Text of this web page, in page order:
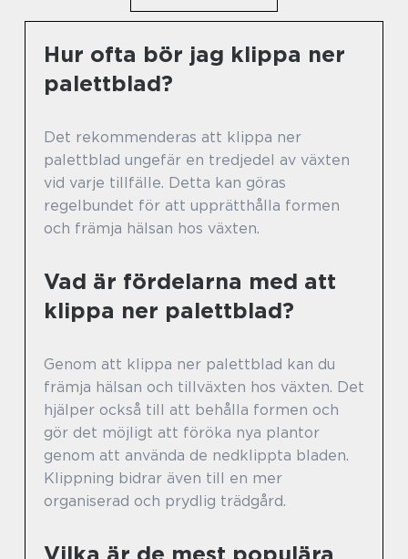
Hur ofta bör jag klippa ner
palettblad?
Det rekommenderas att klippa ner
palettblad ungefär en tredjedel av växten
vid varje tillfälle. Detta kan göras
regelbundet för att upprätthålla formen
och främja hälsan hos växten.
Vad är fördelarna med att
klippa ner palettblad?
Genom att klippa ner palettblad kan du
främja hälsan och tillväxten hos växten. Det
hjälper också till att behålla formen och
gör det möjligt att föröka nya plantor
genom att använda de nedklippta bladen.
Klippning bidrar även till en mer
organiserad och prydlig trädgård.